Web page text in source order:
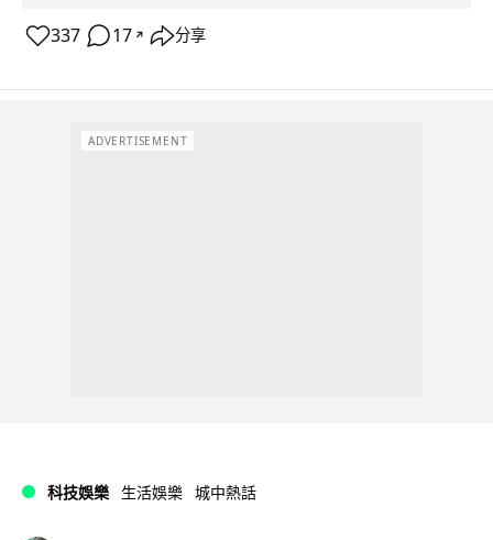
337 17 ↗ 分享
ADVERTISEMENT
科技娛樂 生活娛樂 城中熱話